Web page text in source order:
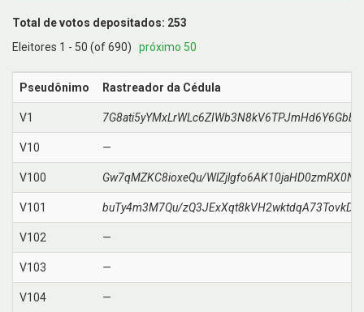
Total de votos depositados: 253
Eleitores 1 - 50 (of 690) próximo 50
Pseudônimo Rastreador da Cédula
V1
V10 —
V100 Gw7qMZKC8ioxeQu/
V101 buTy4m3M7Qu/
V102 —
V103 —
V104 —